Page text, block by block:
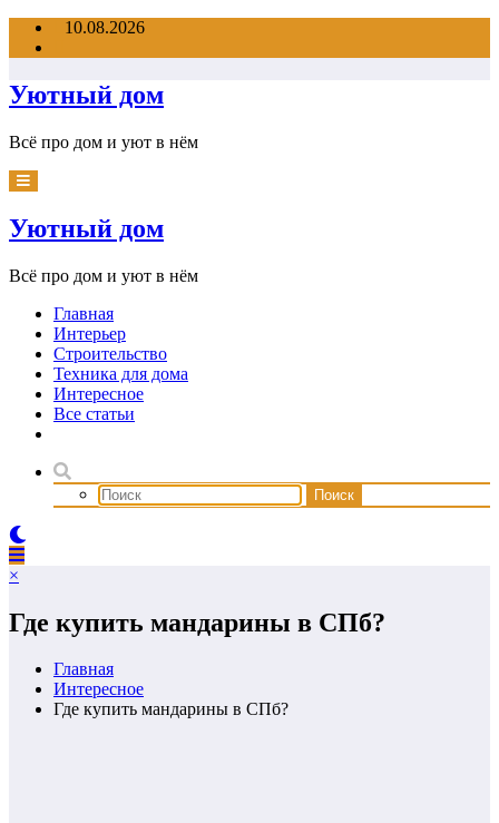
Перейти10.08.2026
Уютный дом
Всё про дом и уют в нём
Уютный дом
Всё про дом и уют в нём
Главная
Интерьер
Строительство
Техника для дома
Интересное
Все статьи
×
Где купить мандарины в СПб?
Главная
Интересное
Где купить мандарины в СПб?